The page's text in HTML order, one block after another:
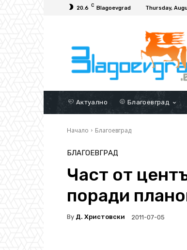
20.6 C Blagoevgrad Thursday,
Актуално Благоевград
Начало Благоевград
БЛАГОЕВГРАД
Част от
поради
By Д. Христовски 2011-07-05